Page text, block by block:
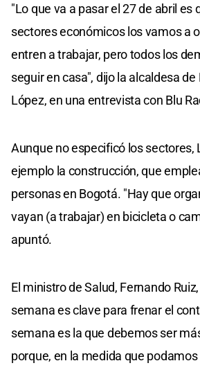
"Lo que va a pasar el 27 de abril es
sectores económicos los vamos a
entren a trabajar, pero todos los
seguir en casa", dijo la alcaldesa de
López, en una entrevista con Blu
Aunque no especificó los sectores,
ejemplo la construcción, que
personas en Bogotá. "Hay que
vayan (a trabajar) en bicicleta o
apuntó.
El ministro de Salud, Fernando
semana es clave para frenar el
semana es la que debemos ser
porque, en la medida que